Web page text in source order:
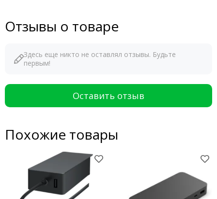
Отзывы о товаре
Здесь еще никто не оставлял отзывы. Будьте
первым!
Оставить отзыв
Похожие товары